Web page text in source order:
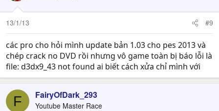
13/1/13 #9
các pro cho hỏi mình update bản 1.03 cho pes 2013 và
chép crack no DVD rồi nhưng vô game toàn bị báo lỗi là
file: d3dx9_43 not found ai biết cách xửa chỉ mình với
F FairyOfDark_293
Youtube Master Race